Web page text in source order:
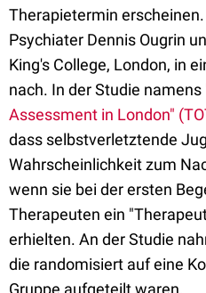
Therapietermin
Psychiater Dennis Ougrin
King's College, London, in
nach. In der Studie namens
Assessment in London"
dass selbstverletztende
Wahrscheinlichkeit zum
wenn sie bei der ersten
Therapeuten ein
erhielten. An der Studie
die randomisiert auf eine
Gruppe aufgeteilt waren.